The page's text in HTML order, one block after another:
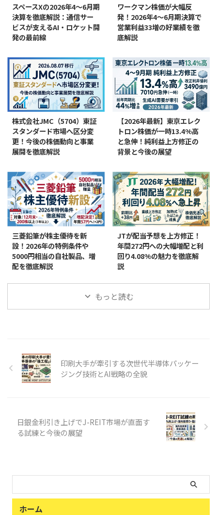
スペースXの2026年4〜6月期
決算を徹底解説：通信サー
ビスが支えるAI・ロケット開
発の最前線
ワークマン株価が大幅反
発！2026年4〜6月期決算で
営業利益33増の好業績を徹
底解説
株式会社JMC（5704）東証
スタンダード市場へ区分変
更！今後の株価動向と事業
展開を徹底解説
【2026年最新】東京エレク
トロン株価が一時13.4%高
と急伸！純利益上方修正の
背景と今後の展望
三菱鉛筆が株主優待を新
設！2026年の特例条件や
5000円相当の自社製品、増
配を徹底解説
JTが配当予想を上方修正！
年間272円への大幅増配と利
回り4.08%の魅力を徹底解
説
もっと読む
印刷大手が牽引する次世代半導体パッケー
ジング技術とAI戦略の全貌
日銀金利引き上げでJ-REIT市場が直面す
る試練と今後の展望
ホーム